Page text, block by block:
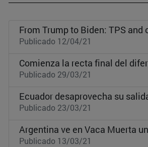
Publicado 12/04/21
Publicado 29/03/21
Publicado 23/03/21
Publicado 13/03/21